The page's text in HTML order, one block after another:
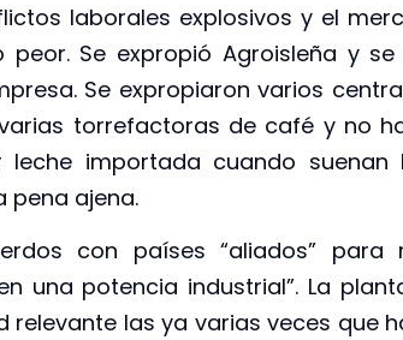
laborales explosivos y el
Se expropió Agroisleña y
Se expropiaron varios
torrefactoras de café y no
leche importada cuando
pena ajena.
con países “aliados”
una potencia industrial”. La
las ya varias veces que